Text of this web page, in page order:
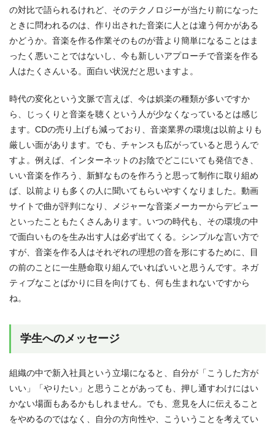
の対比で語られるけれど、そのテクノロジーが当たり前になった
ときに問われるのは、作り出された音楽に人とは違う何かがある
かどうか。音楽を作る作業そのものが昔より簡単になることはま
ったく悪いことではないし、今も新しいアプローチで音楽を作る
人はたくさんいる。面白い状況だと思いますよ。
時代の変化という文脈で言えば、今は娯楽の種類が多いですか
ら、じっくりと音楽を聴くという人が少なくなっているとは感じ
ます。CDの売り上げも減っており、音楽業界の環境は以前よりも
厳しい面があります。でも、チャンスも広がっていると思うんで
すよ。例えば、インターネットのお陰でどこにいても発信でき、
いい音楽を作ろう、新鮮なものを作ろうと思って制作に取り組め
ば、以前よりも多くの人に聞いてもらいやすくなりました。動画
サイトで曲が評判になり、メジャーな音楽メーカーからデビュー
といったこともたくさんあります。いつの時代も、その環境の中
で面白いものを生み出す人は必ず出てくる。シンプルな言い方で
すが、音楽を作る人はそれぞれの理想の音を形にするために、目
の前のことに一生懸命取り組んでいればいいと思うんです。ネガ
ティブなことばかりに目を向けても、何も生まれないですから
ね。
学生へのメッセージ
組織の中で新入社員という立場になると、自分が「こうした方が
いい」「やりたい」と思うことがあっても、押し通すわけにはい
かない場面もあるかもしれません。でも、意見を人に伝えること
をやめるのではなく、自分の方向性や、こういうことを考えてい